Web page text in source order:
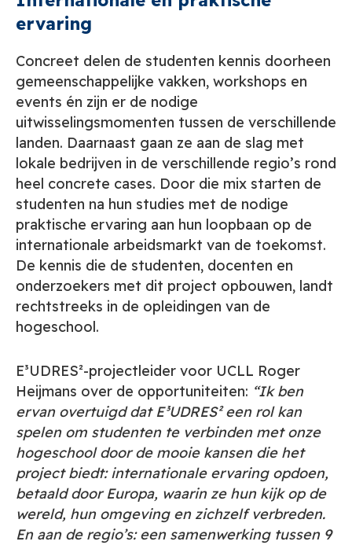
ervaring
Concreet delen de studenten kennis doorheen
gemeenschappelijke vakken, workshops en
events én zijn er de nodige
uitwisselingsmomenten tussen de verschillende
landen. Daarnaast gaan ze aan de slag met
lokale bedrijven in de verschillende regio’s rond
heel concrete cases. Door die mix starten de
studenten na hun studies met de nodige
praktische ervaring aan hun loopbaan op de
internationale arbeidsmarkt van de toekomst.
De kennis die de studenten, docenten en
onderzoekers met dit project opbouwen, landt
rechtstreeks in de opleidingen van de
hogeschool.
E³UDRES²-projectleider voor UCLL Roger
Heijmans over de opportuniteiten: “Ik ben
ervan overtuigd dat E³UDRES² een rol kan
spelen om studenten te verbinden met onze
hogeschool door de mooie kansen die het
project biedt: internationale ervaring opdoen,
betaald door Europa, waarin ze hun kijk op de
wereld, hun omgeving en zichzelf verbreden.
En aan de regio’s: een samenwerking tussen 9